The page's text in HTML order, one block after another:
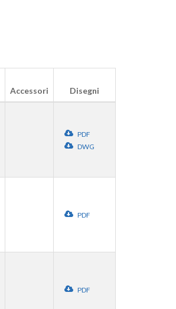
Accessori Disegni
PDF
DWG
PDF
PDF